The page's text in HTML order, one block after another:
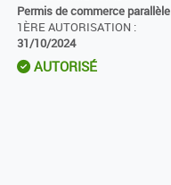
Permis de commerce parallèle
1ÈRE AUTORISATION :
31/10/2024
AUTORISÉ